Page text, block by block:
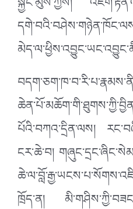
པོའི་བཀའ་དྲིན་ལས།
ངར་ཆེ་བ།
ཁྲོད་ན།